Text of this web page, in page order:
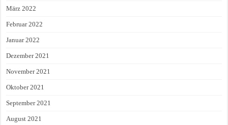
März 2022
Februar 2022
Januar 2022
Dezember 2021
November 2021
Oktober 2021
September 2021
August 2021